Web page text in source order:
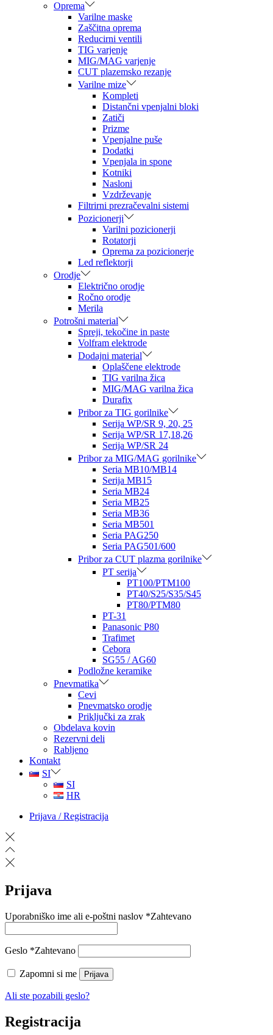
Oprema
Varilne maske
Zaščitna oprema
Reducirni ventili
TIG varjenje
MIG/MAG varjenje
CUT plazemsko rezanje
Varilne mize
Kompleti
Distančni vpenjalni bloki
Zatiči
Prizme
Vpenjalne puše
Dodatki
Vpenjala in spone
Kotniki
Nasloni
Vzdrževanje
Filtrirni prezračevalni sistemi
Pozicionerji
Varilni pozicionerji
Rotatorji
Oprema za pozicionerje
Led reflektorji
Orodje
Električno orodje
Ročno orodje
Merila
Potrošni material
Spreji, tekočine in paste
Volfram elektrode
Dodajni material
Oplaščene elektrode
TIG varilna žica
MIG/MAG varilna žica
Durafix
Pribor za TIG gorilnike
Serija WP/SR 9, 20, 25
Serija WP/SR 17,18,26
Serija WP/SR 24
Pribor za MIG/MAG gorilnike
Seria MB10/MB14
Serija MB15
Seria MB24
Seria MB25
Seria MB36
Seria MB501
Seria PAG250
Seria PAG501/600
Pribor za CUT plazma gorilnike
PT serija
PT100/PTM100
PT40/S25/S35/S45
PT80/PTM80
PT-31
Panasonic P80
Trafimet
Cebora
SG55 / AG60
Podložne keramike
Pnevmatika
Cevi
Pnevmatsko orodje
Priključki za zrak
Obdelava kovin
Rezervni deli
Rabljeno
Kontakt
SI
SI
HR
Prijava / Registracija
Prijava
Uporabniško ime ali e-poštni naslov *Zahtevano
Geslo *Zahtevano
Zapomni si me Prijava
Ali ste pozabili geslo?
Registracija